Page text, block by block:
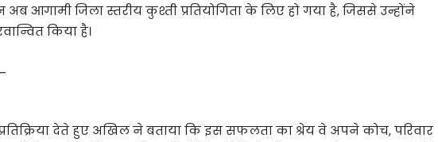
आगामी जिला स्तरीय कुश्ती प्रतियोगिता के लिए हो गया है, जिससे उन्होंने
किया है।
देते हुए अखिल ने बताया कि इस सफलता का श्रेय वे अपने कोच, परिवार